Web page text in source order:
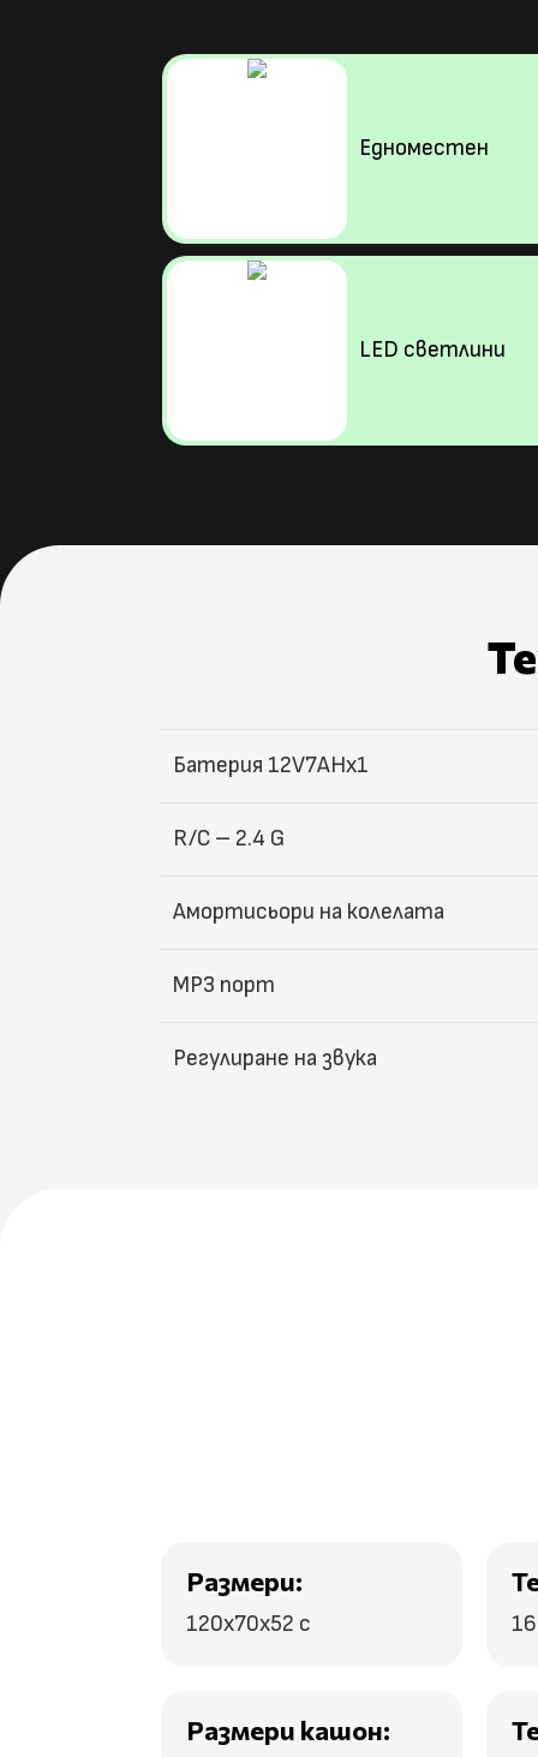
Едноместен
LED светлини
Батерия 12V7AHx1
R/C – 2.4 G
Амортисьори на колелата
MP3 порт
Регулиране на звука
Размери:
120x70x52 с
Размери кашон: